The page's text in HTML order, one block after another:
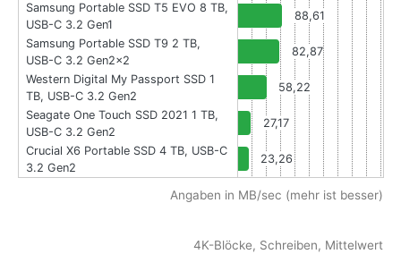
Samsung Portable SSD T5 EVO 8 TB,
USB-C 3.2 Gen1
88,61
Samsung Portable SSD T9 2 TB,
USB-C 3.2 Gen2x2
82,87
Western Digital My Passport SSD 1
TB, USB-C 3.2 Gen2
58,22
Seagate One Touch SSD 2021 1 TB,
USB-C 3.2 Gen2
27,17
Crucial X6 Portable SSD 4 TB, USB-C
3.2 Gen2
23,26
Angaben in MB/sec (mehr ist besser)
4K-Blöcke, Schreiben, Mittelwert